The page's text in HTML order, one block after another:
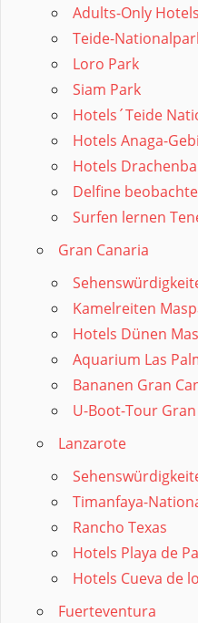
Adults-Only
Teide-
Loro Park
Siam Park
Hotels´Teide
Hotels Anaga-
Hotels
Delfine
Surfen lernen
Gran Canaria
Kamelreiten
Hotels Dünen
Aquarium Las
Bananen Gran
U-Boot-Tour
Lanzarote
Timanfaya-
Rancho Texas
Hotels Playa de
Hotels Cueva de
Fuerteventura